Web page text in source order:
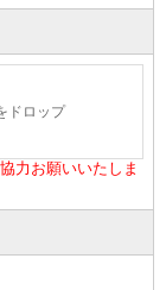
ドロップ
力お願いいたしま